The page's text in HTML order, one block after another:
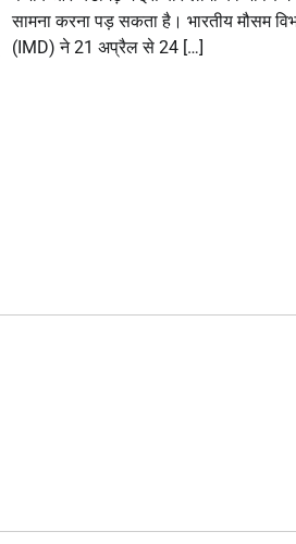
सामना करना पड़ सकता है। भारतीय मौसम
(IMD) ने 21 अप्रैल से 24 […]